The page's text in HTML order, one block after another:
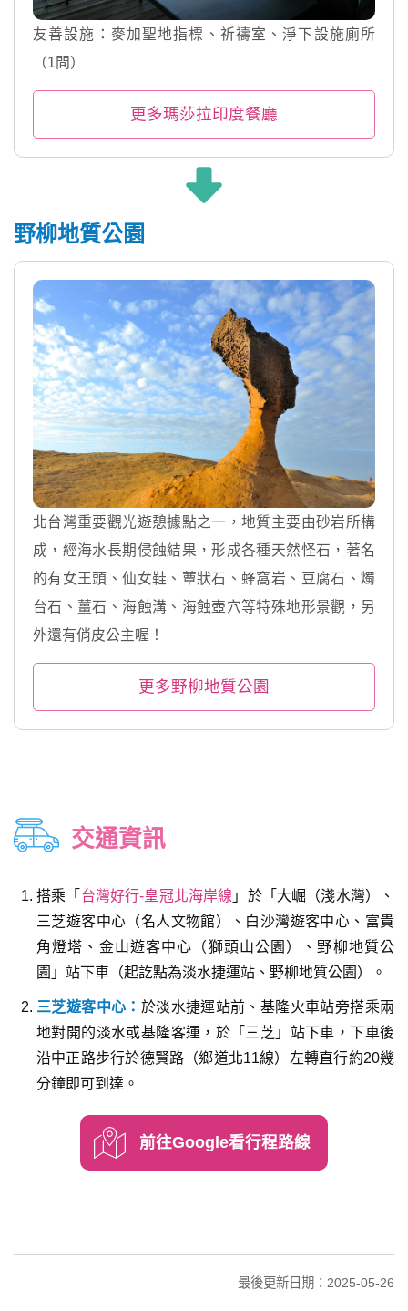
友善設施：麥加聖地指標、祈禱室、淨下設施廁所
（1間）
更多瑪莎拉印度餐廳
野柳地質公園
北台灣重要觀光遊憩據點之一，地質主要由砂岩所構
成，經海水長期侵蝕結果，形成各種天然怪石，著名
的有女王頭、仙女鞋、蕈狀石、蜂窩岩、豆腐石、燭
台石、薑石、海蝕溝、海蝕壺穴等特殊地形景觀，另
外還有俏皮公主喔！
更多野柳地質公園
交通資訊
搭乘「 台灣好行-皇冠北海岸線 」於「大崛（淺水灣）、
三芝遊客中心（名人文物館）、白沙灣遊客中心、富貴
角燈塔、金山遊客中心（獅頭山公園）、野柳地質公
園」站下車（起訖點為淡水捷運站、野柳地質公園）。
三芝遊客中心： 於淡水捷運站前、基隆火車站旁搭乘兩
地對開的淡水或基隆客運，於「三芝」站下車，下車後
沿中正路步行於德賢路（鄉道北11線）左轉直行約20幾
分鐘即可到達。
前往Google看行程路線
最後更新日期：2025-05-26